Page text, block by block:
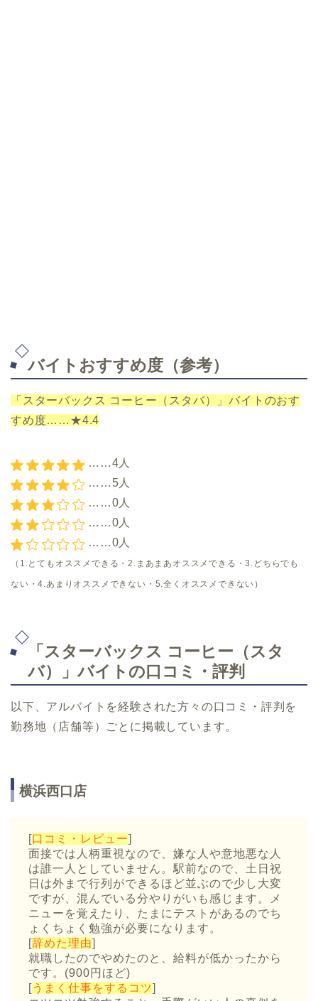
バイトおすすめ度（参考）
「スターバックス コーヒー（スタバ）」バイトのおす
すめ度……★4.4
……4人
……5人
……0人
……0人
……0人
（1.とてもオススメできる・2.まあまあオススメできる・3.どちらでも
ない・4.あまりオススメできない・5.全くオススメできない）
「スターバックス コーヒー（スタ
バ）」バイトの口コミ・評判
以下、アルバイトを経験された方々の口コミ・評判を
勤務地（店舗等）ごとに掲載しています。
横浜西口店
[口コミ・レビュー]
面接では人柄重視なので、嫌な人や意地悪な人
は誰一人としていません。駅前なので、土日祝
日は外まで行列ができるほど並ぶので少し大変
ですが、混んでいる分やりがいも感じます。メ
ニューを覚えたり、たまにテストがあるのでち
ょくちょく勉強が必要になります。
[辞めた理由]
就職したのでやめたのと、給料が低かったから
です。(900円ほど)
[うまく仕事をするコツ]